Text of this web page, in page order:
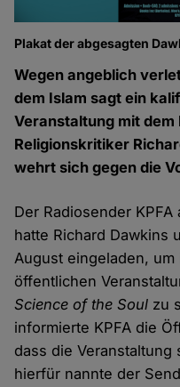
Plakat der abgesagten
Wegen angeblich
dem Islam sagt ein
Veranstaltung mit dem
Religionskritiker
wehrt sich gegen die
Der Radiosender
hatte Richard Dawkins
August eingeladen, um
öffentlichen
Science of the Soul zu
informierte KPFA die
dass die Veranstaltung
hierfür nannte der